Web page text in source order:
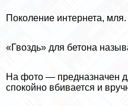
Поколение интернета, мля.
«Гвоздь» для бетона
На фото — предназначен
спокойно вбивается и